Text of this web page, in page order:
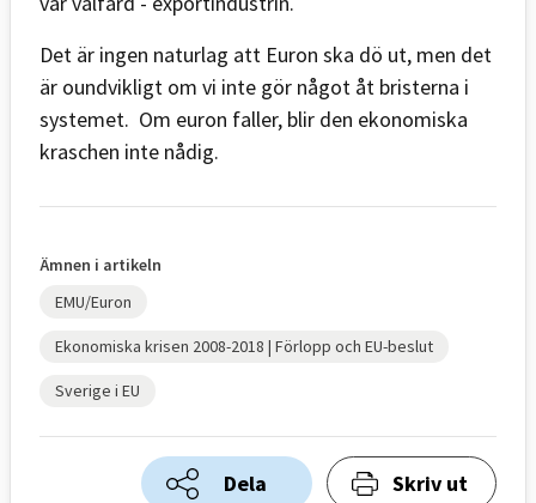
Det är ingen naturlag att Euron ska dö ut, men det
är oundvikligt om vi inte gör något åt bristerna i
systemet. Om euron faller, blir den ekonomiska
kraschen inte nådig.
Ämnen i artikeln
EMU/Euron
Ekonomiska krisen 2008-2018 | Förlopp och EU-beslut
Sverige i EU
Dela Skriv ut